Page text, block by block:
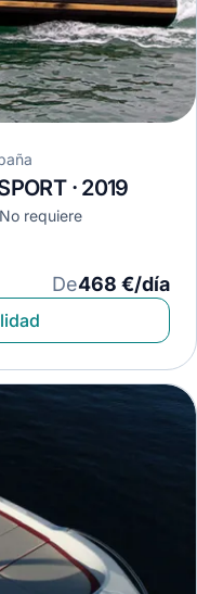
· 2019
No requiere
De468 €/día